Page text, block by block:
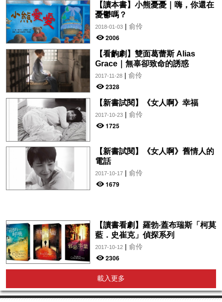
【讀本書】小熊憂憂｜嗨，你還在
憂鬱嗎？
2018-01-03| 俞伶
2006
【看齣劇】雙面葛蕾斯 Alias
Grace｜無辜卻致命的誘惑
2017-11-28| 俞伶
2328
【新書試閱】《女人啊》幸福
2017-10-23| 俞伶
1725
【新書試閱】《女人啊》舊情人的
電話
2017-10-17| 俞伶
1679
【讀書看劇】羅勃‧蓋布瑞斯「柯莫
藍．史崔克」偵探系列
2017-10-12| 俞伶
2306
載入更多